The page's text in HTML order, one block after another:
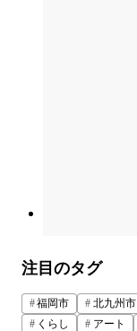
注目のタグ
福岡市 北九州市
くらし
アート